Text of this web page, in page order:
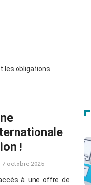
les obligations.
!
7 octobre 2025
à une offre de